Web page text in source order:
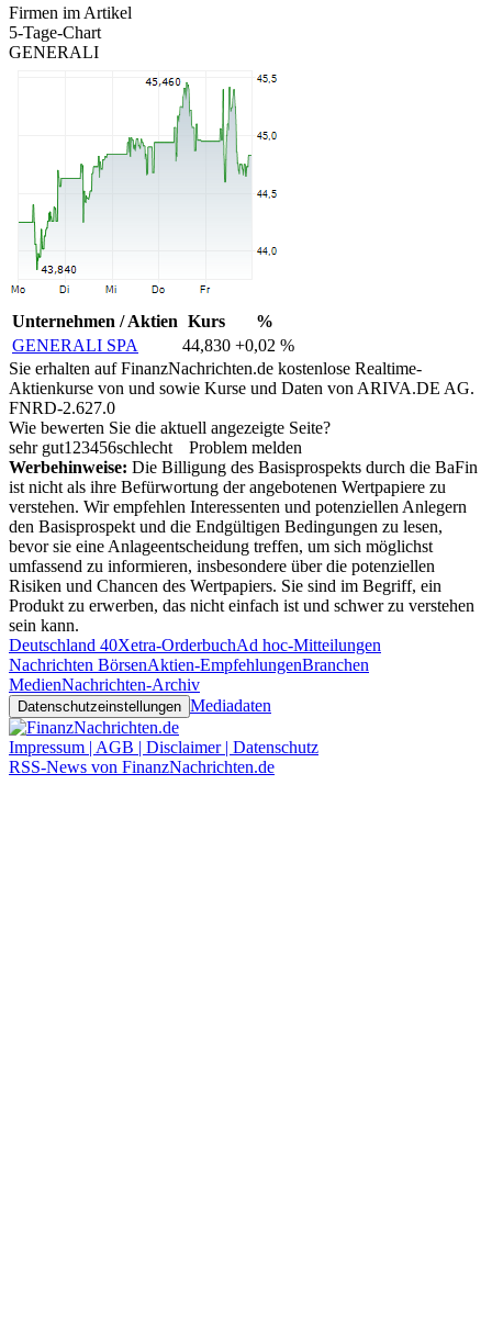
Firmen im Artikel
5-Tage-Chart
GENERALI
Unternehmen / Aktien Kurs
%
GENERALI SPA
44,830 +0,02 %
Sie erhalten auf FinanzNachrichten.de kostenlose Realtime-
Aktienkurse von und sowie Kurse und Daten von ARIVA.DE AG.
FNRD-2.627.0
Wie bewerten Sie die aktuell angezeigte Seite?
sehr gut1 23456schlecht
Problem melden
Werbehinweise: Die Billigung des Basisprospekts durch die BaFin
ist nicht als ihre Befürwortung der angebotenen Wertpapiere zu
verstehen. Wir empfehlen Interessenten und potenziellen Anlegern
den Basisprospekt und die Endgültigen Bedingungen zu lesen,
bevor sie eine Anlageentscheidung treffen, um sich möglichst
umfassend zu informieren, insbesondere über die potenziellen
Risiken und Chancen des Wertpapiers. Sie sind im Begriff, ein
Produkt zu erwerben, das nicht einfach ist und schwer zu verstehen
sein kann.
Deutschland 40Xetra-OrderbuchAd hoc-Mitteilungen
Nachrichten BörsenAktien-EmpfehlungenBranchen
MedienNachrichten-Archiv
Datenschutzeinstellungen Mediadaten
Impressum | AGB | Disclaimer | Datenschutz
RSS-News von FinanzNachrichten.de